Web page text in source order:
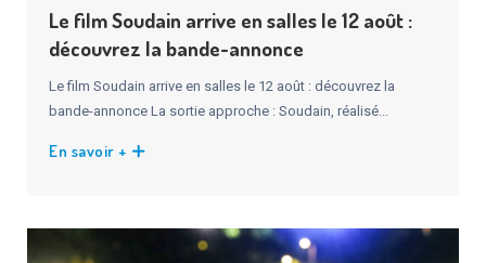
Le film Soudain arrive en salles le 12 août :
découvrez la bande-annonce
Le film Soudain arrive en salles le 12 août : découvrez la
bande-annonce La sortie approche : Soudain, réalisé...
En savoir +